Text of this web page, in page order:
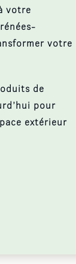
votre
votre
de
pour
extérieur